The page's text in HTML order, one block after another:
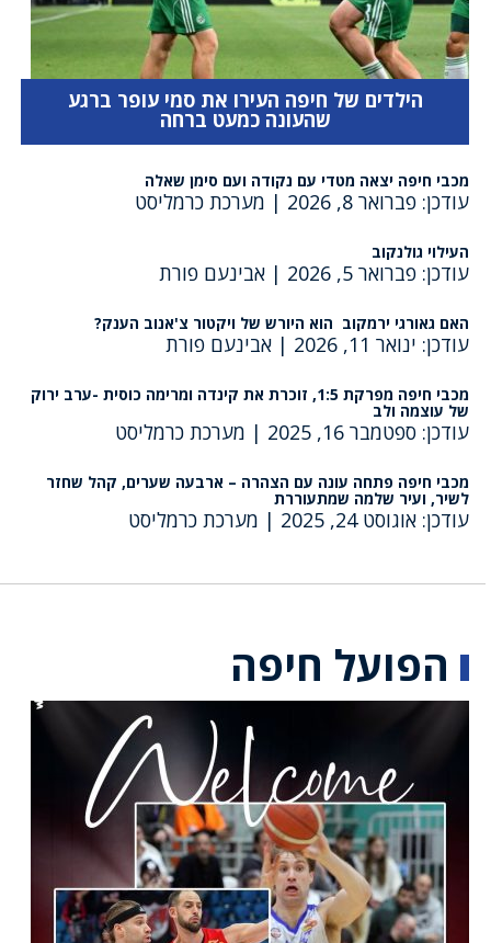
הילדים של חיפה העירו את סמי עופר ברגע
שהעונה כמעט ברחה
מכבי חיפה יצאה מטדי עם נקודה ועם סימן שאלה
עודכן: פברואר 8, 2026 | מערכת כרמליסט
העילוי גולנקוב
עודכן: פברואר 5, 2026 | אבינעם פורת
האם גאורגי ירמקוב הוא היורש של ויקטור צ'אנוב הענק?
עודכן: ינואר 11, 2026 | אבינעם פורת
מכבי חיפה מפרקת 1:5, זוכרת את קינדה ומרימה כוסית -ערב ירוק
של עוצמה ולב
עודכן: ספטמבר 16, 2025 | מערכת כרמליסט
מכבי חיפה פתחה עונה עם הצהרה – ארבעה שערים, קהל שחזר
לשיר, ועיר שלמה שמתעוררת
עודכן: אוגוסט 24, 2025 | מערכת כרמליסט
הפועל חיפה